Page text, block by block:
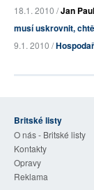
18.1. 2010 /Jan Paul
musí uskrovnit,
9.1. 2010 /
Britské listy
O nás - Britské listy
Kontakty
Opravy
Reklama